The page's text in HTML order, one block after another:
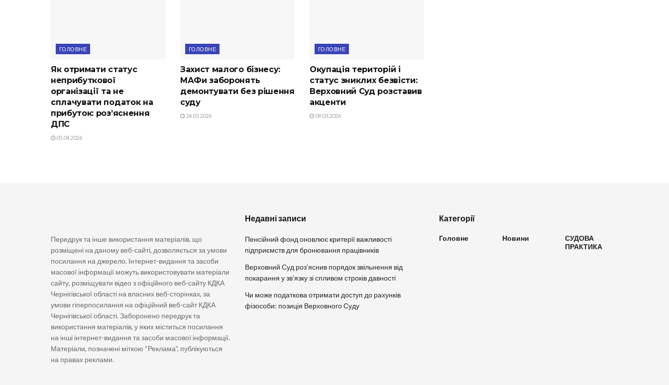
ГОЛОВНЕ
Як отримати статус
неприбуткової
організації та не
сплачувати податок на
прибуток: роз’яснення
ДПС
05.04.2026
ГОЛОВНЕ
Захист малого бізнесу:
МАФи заборонять
демонтувати без рішення
суду
24.03.2026
ГОЛОВНЕ
Окупація територій і
статус зниклих безвісти:
Верховний Суд розставив
акценти
09.03.2026
Передрук та інше використання матеріалів, що
розміщені на даному веб-сайті, дозволяється за умови
посилання на джерело. Інтернет-видання та засоби
масової інформації можуть використовувати матеріали
сайту, розміщувати відео з офіційного веб-сайту КДКА
Чернігівської області на власних веб-сторінках, за
умови гіперпосилання на офіційний веб-сайт КДКА
Чернігівської області. Заборонено передрук та
використання матеріалів, у яких міститься посилання
на інші інтернет-видання та засоби масової інформації.
Матеріали, позначені міткою “Реклама”, публікуються
на правах реклами.
Недавні записи
Пенсійний фонд оновлює критерії важливості
підприємств для бронювання працівників
Верховний Суд роз’яснив порядок звільнення від
покарання у зв’язку зі спливом строків давності
Чи може податкова отримати доступ до рахунків
фізособи: позиція Верховного Суду
Категорії
Головне Новини
СУДОВА
ПРАКТИКА